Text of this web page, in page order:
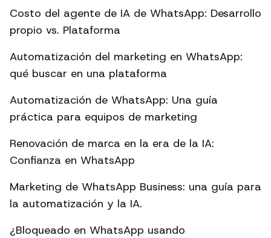
Costo del agente de IA de WhatsApp: Desarrollo
propio vs. Plataforma
Automatización del marketing en WhatsApp:
qué buscar en una plataforma
Automatización de WhatsApp: Una guía
práctica para equipos de marketing
Renovación de marca en la era de la IA:
Confianza en WhatsApp
Marketing de WhatsApp Business: una guía para
la automatización y la IA.
¿Bloqueado en WhatsApp usando